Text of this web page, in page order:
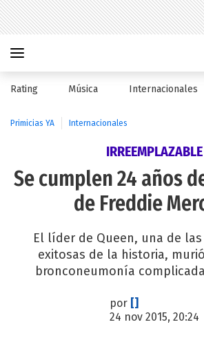
Rating Música Internacionales
Primicias YA Internacionales
IRREEMPLAZABLE
Se cumplen 24 años
de Freddie
El líder de Queen, una de
exitosas de la historia,
bronconeumonía
por []
24 nov 2015, 20:24